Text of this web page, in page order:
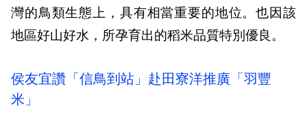
灣的鳥類生態上，具有相當重要的地位。也因該
地區好山好水，所孕育出的稻米品質特別優良。
侯友宜讚「信鳥到站」赴田寮洋推廣「羽豐
米」